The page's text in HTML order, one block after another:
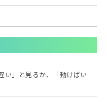
い」と見るか、「動けばい